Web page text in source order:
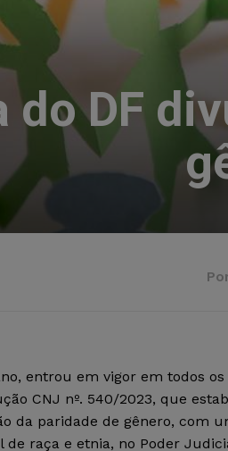
do DF
entrou em vigor em todos os
CNJ nº. 540/2023, que
da paridade de gênero, com
de raça e etnia, no Poder